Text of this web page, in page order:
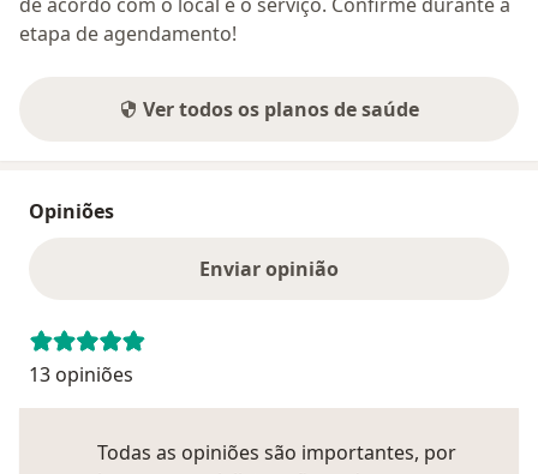
etapa de agendamento!
Ver todos os planos de saúde
Opiniões
Enviar opinião
13 opiniões
Todas as opiniões são importantes, por